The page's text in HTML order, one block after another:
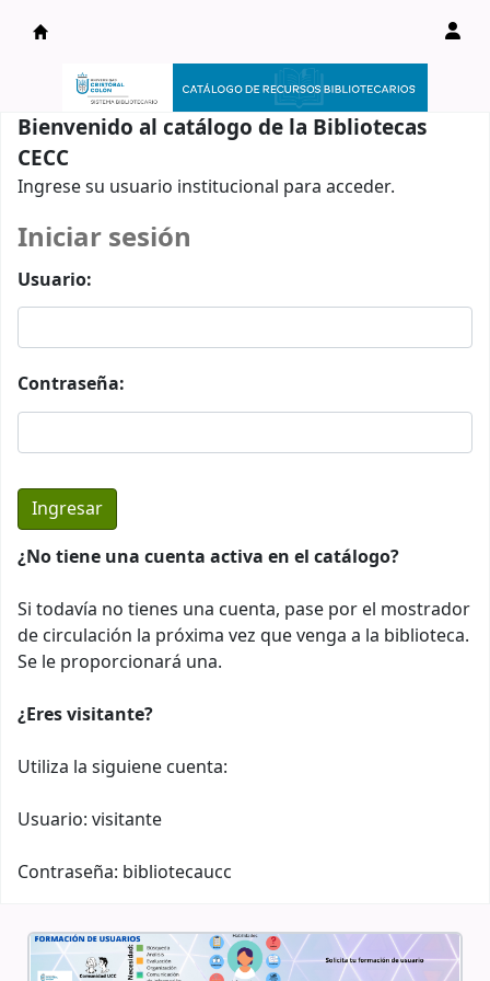
Catálogo en línea
Bienvenido al catálogo de la Bibliotecas
CECC
Ingrese su usuario institucional para acceder.
Iniciar sesión
Usuario:
Contraseña:
¿No tiene una cuenta activa en el catálogo?
Si todavía no tienes una cuenta, pase por el mostrador
de circulación la próxima vez que venga a la biblioteca.
Se le proporcionará una.
¿Eres visitante?
Utiliza la siguiene cuenta:
Usuario: visitante
Contraseña: bibliotecaucc